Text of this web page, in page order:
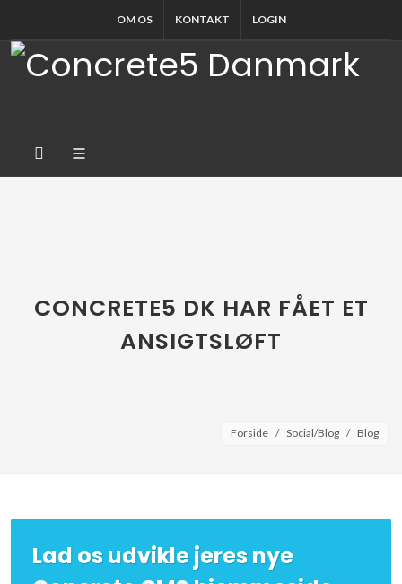
OM OS KONTAKT LOGIN
CONCRETE5 DK HAR FÅET ET
ANSIGTSLØFT
Forside Social/Blog Blog
Lad os udvikle jeres nye